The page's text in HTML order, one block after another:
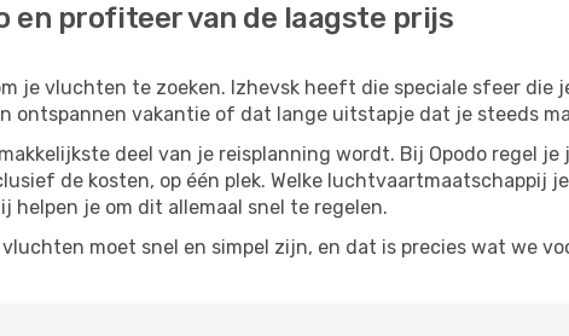
en profiteer van de laagste prijs
je vluchten te zoeken. Izhevsk heeft die speciale sfeer die
ontspannen vakantie of dat lange uitstapje dat je steeds
deel van je reisplanning wordt. Bij Opodo regel je
de kosten, op één plek. Welke luchtvaartmaatschappij
helpen je om dit allemaal snel te regelen.
moet snel en simpel zijn, en dat is precies wat we